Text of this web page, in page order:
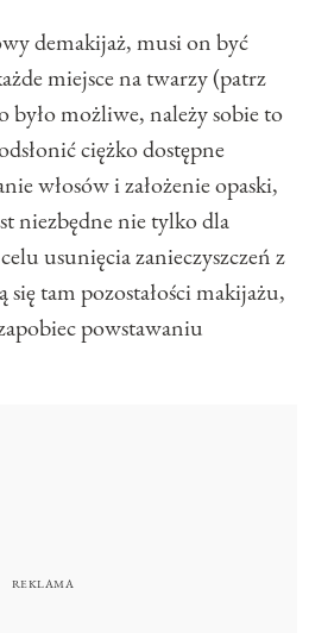
demakijaż, musi on być
miejsce na twarzy (patrz
możliwe, należy sobie to
ciężko dostępne
włosów i założenie opaski,
niezbędne nie tylko dla
usunięcia zanieczyszczeń z
tam pozostałości makijażu,
powstawaniu